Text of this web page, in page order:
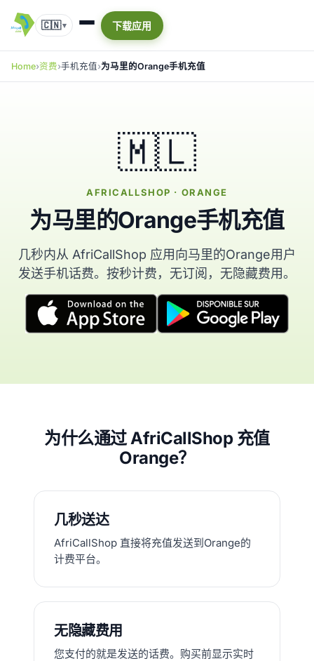
🇨🇳▾ 下载应用
Home 资费 手机充值 为马里的Orange手机充值
🇲🇱
AFRICALLSHOP · ORANGE
为马里的Orange手机充值
几秒内从 AfriCallShop 应用向马里的Orange用户
发送手机话费。按秒计费，无订阅，无隐藏费用。
为什么通过 AfriCallShop 充值
Orange？
几秒送达
AfriCallShop 直接将充值发送到Orange的
计费平台。
无隐藏费用
您支付的就是发送的话费。购买前显示实时